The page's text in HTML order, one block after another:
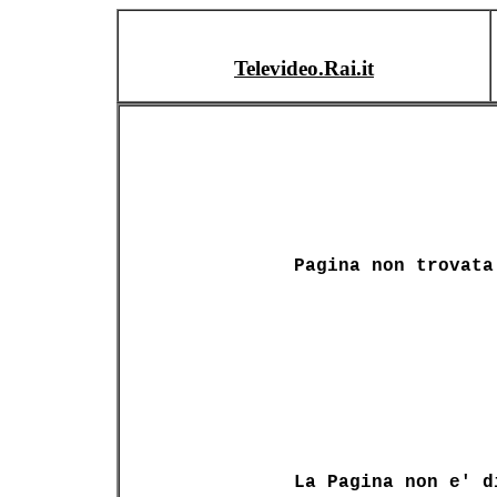
Televideo.Rai.it
Pagina non trovata
La Pagina non e'